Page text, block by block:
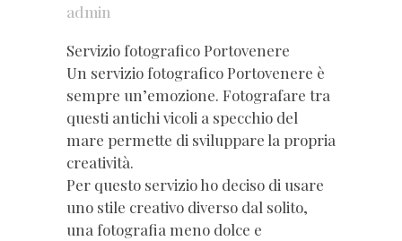
admin
Servizio fotografico Portovenere
Un servizio fotografico Portovenere è
sempre un’emozione. Fotografare tra
questi antichi vicoli a specchio del
mare permette di sviluppare la propria
creatività.
Per questo servizio ho deciso di usare
uno stile creativo diverso dal solito,
una fotografia meno dolce e